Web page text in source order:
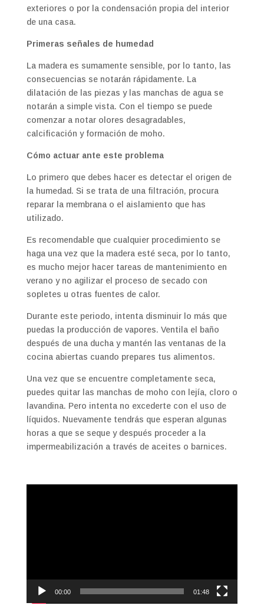
exteriores o por la condensación propia del interior
de una casa.
Primeras señales de humedad
La madera es sumamente sensible, por lo tanto, las
consecuencias se notarán rápidamente. La
dilatación de las piezas y las manchas de agua se
notarán a simple vista. Con el tiempo se puede
comenzar a notar olores desagradables,
calcificación y formación de moho.
Cómo actuar ante este problema
Lo primero que debes hacer es detectar el origen de
la humedad. Si se trata de una filtración, procura
reparar la membrana o el aislamiento que has
utilizado.
Es recomendable que cualquier procedimiento se
haga una vez que la madera esté seca, por lo tanto,
es mucho mejor hacer tareas de mantenimiento en
verano y no agilizar el proceso de secado con
sopletes u otras fuentes de calor.
Durante este periodo, intenta disminuir lo más que
puedas la producción de vapores. Ventila el baño
después de una ducha y mantén las ventanas de la
cocina abiertas cuando prepares tus alimentos.
Una vez que se encuentre completamente seca,
puedes quitar las manchas de moho con lejía, cloro o
lavandina. Pero intenta no excederte con el uso de
líquidos. Nuevamente tendrás que esperan algunas
horas a que se seque y después proceder a la
impermeabilización a través de aceites o barnices.
00:00 01:48